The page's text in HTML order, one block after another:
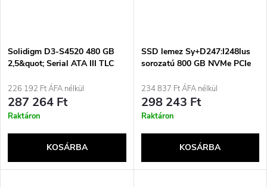
Solidigm D3-S4520 480 GB
2,5&quot; Serial ATA III TLC
226 192 Ft ÁFA nélkül
287 264 Ft
Raktáron
KOSÁRBA
SSD lemez Sy+D247:I248lus
sorozatú 800 GB NVMe PCIe
800G
234 837 Ft ÁFA nélkül
298 243 Ft
Raktáron
KOSÁRBA